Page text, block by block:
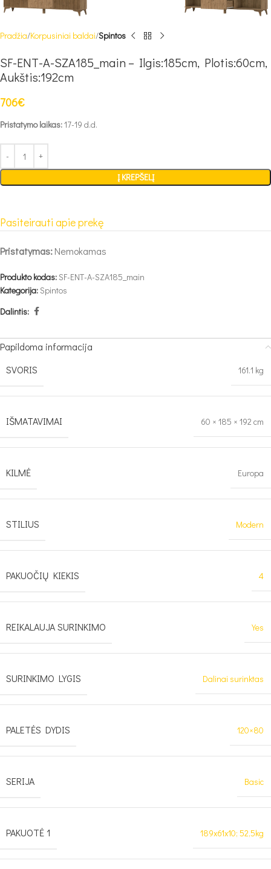
Pradžia Korpusiniai baldai Spintos
SF-ENT-A-SZA185_main – Ilgis:185cm, Plotis:60cm,
Aukštis:192cm
706€
Pristatymo laikas:17-19 d.d.
Į KREPŠELĮ
Pasiteirauti apie prekę
Pristatymas:Nemokamas
Produkto kodas:SF-ENT-A-SZA185_main
Kategorija:Spintos
Dalintis:
Papildoma informacija
SVORIS
161.1 kg
IŠMATAVIMAI 60 × 185 × 192 cm
KILMĖ Europa
STILIUS Modern
PAKUOČIŲ KIEKIS 4
REIKALAUJA SURINKIMO Yes
SURINKIMO LYGIS Dalinai surinktas
PALETĖS DYDIS 120×80
SERIJA Basic
PAKUOTĖ 1 189x61x10; 52,5kg